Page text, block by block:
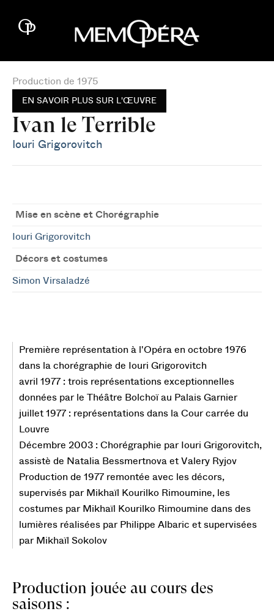
Production de 1975
EN SAVOIR PLUS SUR L'ŒUVRE
Ivan le Terrible
Iouri Grigorovitch
Mise en scène et Chorégraphie
Iouri Grigorovitch
Décors et costumes
Simon Virsaladzé
Première représentation à l'Opéra en octobre 1976
dans la chorégraphie de Iouri Grigorovitch
avril 1977 : trois représentations exceptionnelles
données par le Théâtre Bolchoï au Palais Garnier
juillet 1977 : représentations dans la Cour carrée du
Louvre
Décembre 2003 : Chorégraphie par Iouri Grigorovitch,
assistè de Natalia Bessmertnova et Valery Ryjov
Production de 1977 remontée avec les décors,
supervisés par Mikhaïl Kourilko Rimoumine, les
costumes par Mikhaïl Kourilko Rimoumine dans des
lumières réalisées par Philippe Albaric et supervisées
par Mikhaïl Sokolov
Production jouée au cours des
saisons :